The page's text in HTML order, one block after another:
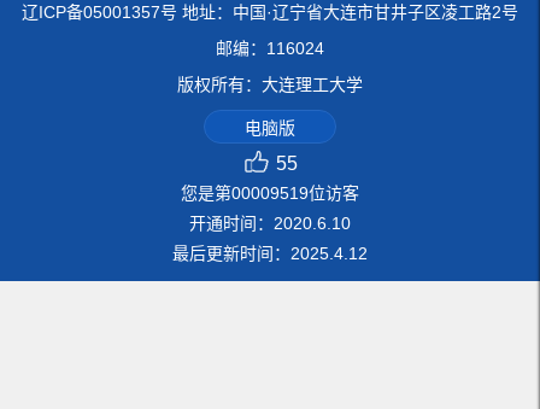
辽ICP备05001357号 地址：中国·辽宁省大连市甘井子区凌工路2号
邮编：116024
版权所有：大连理工大学
电脑版
55
您是第00009519位访客
开通时间： 2020 6 10
最后更新时间： 2025 4 12